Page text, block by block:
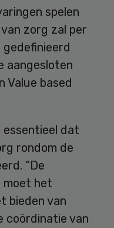
spelen
zorg zal per
aangesloten
Value based
essentieel dat
rondom de
“De
moet het
bieden van
coördinatie van